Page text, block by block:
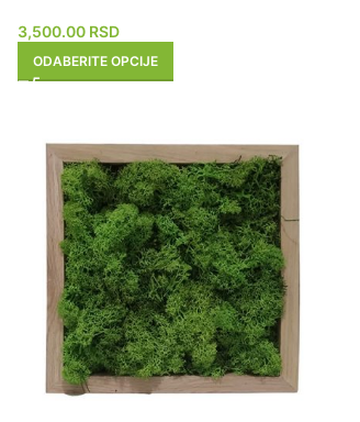
3,500.00 RSD
ODABERITE OPCIJE